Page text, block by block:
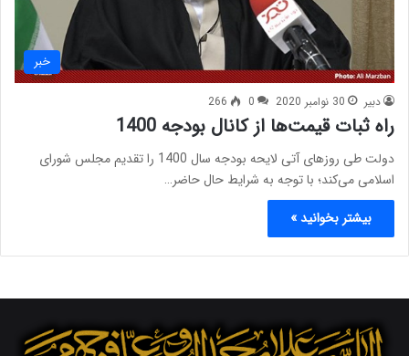
خبر
دبیر 30 نوامبر 2020 0
266
راه ثبات قیمت‌ها از کانال بودجه 1400
دولت طی روزهای آتی لایحه بودجه سال 1400 را تقدیم مجلس شورای
اسلامی می‌کند؛ با توجه به شرایط حال حاضر…
بیشتر بخوانید »